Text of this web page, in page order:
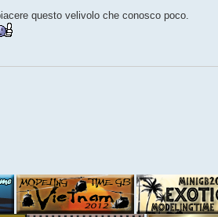
questo velivolo che conosco poco.